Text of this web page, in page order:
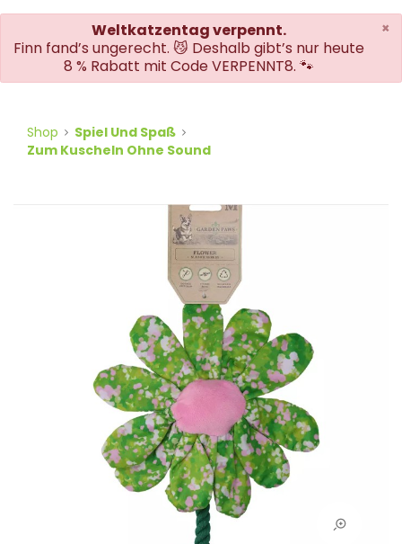
×
Weltkatzentag verpennt.
Finn fand’s ungerecht. 😼 Deshalb gibt’s nur heute
8 % Rabatt mit Code VERPENNT8. 🐾
Shop
Spiel Und Spaß
Zum Kuscheln Ohne Sound